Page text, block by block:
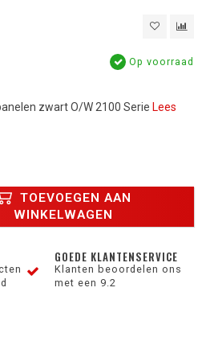
Op voorraad
zwart O/W 2100 Serie Lees
TOEVOEGEN AAN
WINKELWAGEN
GOEDE KLANTENSERVICE
Klanten beoordelen ons
met een 9.2